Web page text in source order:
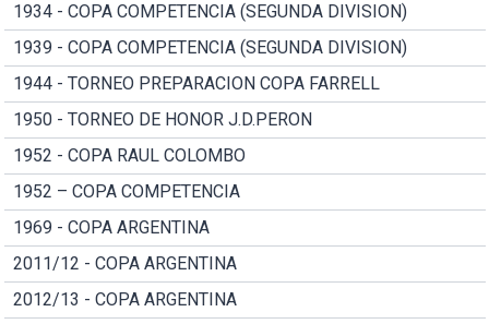
1934 - COPA COMPETENCIA (SEGUNDA DIVISION)
1939 - COPA COMPETENCIA (SEGUNDA DIVISION)
1944 - TORNEO PREPARACION COPA FARRELL
1950 - TORNEO DE HONOR J.D.PERON
1952 - COPA RAUL COLOMBO
1952 – COPA COMPETENCIA
1969 - COPA ARGENTINA
2011/12 - COPA ARGENTINA
2012/13 - COPA ARGENTINA